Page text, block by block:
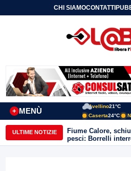
CHI SIAMOCONTATTI
MENÙ
+
Avellino21°C
Caserta24°C
ULTIME NOTIZIE
Fiume Calore,
pesci: Borrelli
“Benevento paga